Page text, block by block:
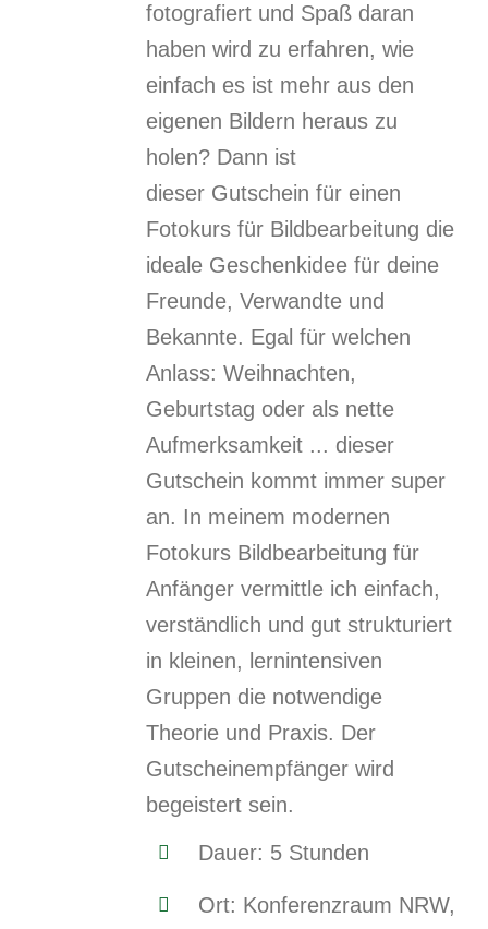
fotografiert und Spaß daran
haben wird zu erfahren, wie
einfach es ist mehr aus den
eigenen Bildern heraus zu
holen? Dann ist
dieser Gutschein für einen
Fotokurs für Bildbearbeitung die
ideale Geschenkidee für deine
Freunde, Verwandte und
Bekannte. Egal für welchen
Anlass: Weihnachten,
Geburtstag oder als nette
Aufmerksamkeit ... dieser
Gutschein kommt immer super
an. In meinem modernen
Fotokurs Bildbearbeitung für
Anfänger vermittle ich einfach,
verständlich und gut strukturiert
in kleinen, lernintensiven
Gruppen die notwendige
Theorie und Praxis. Der
Gutscheinempfänger wird
begeistert sein.
Dauer: 5 Stunden
Ort: Konferenzraum NRW,